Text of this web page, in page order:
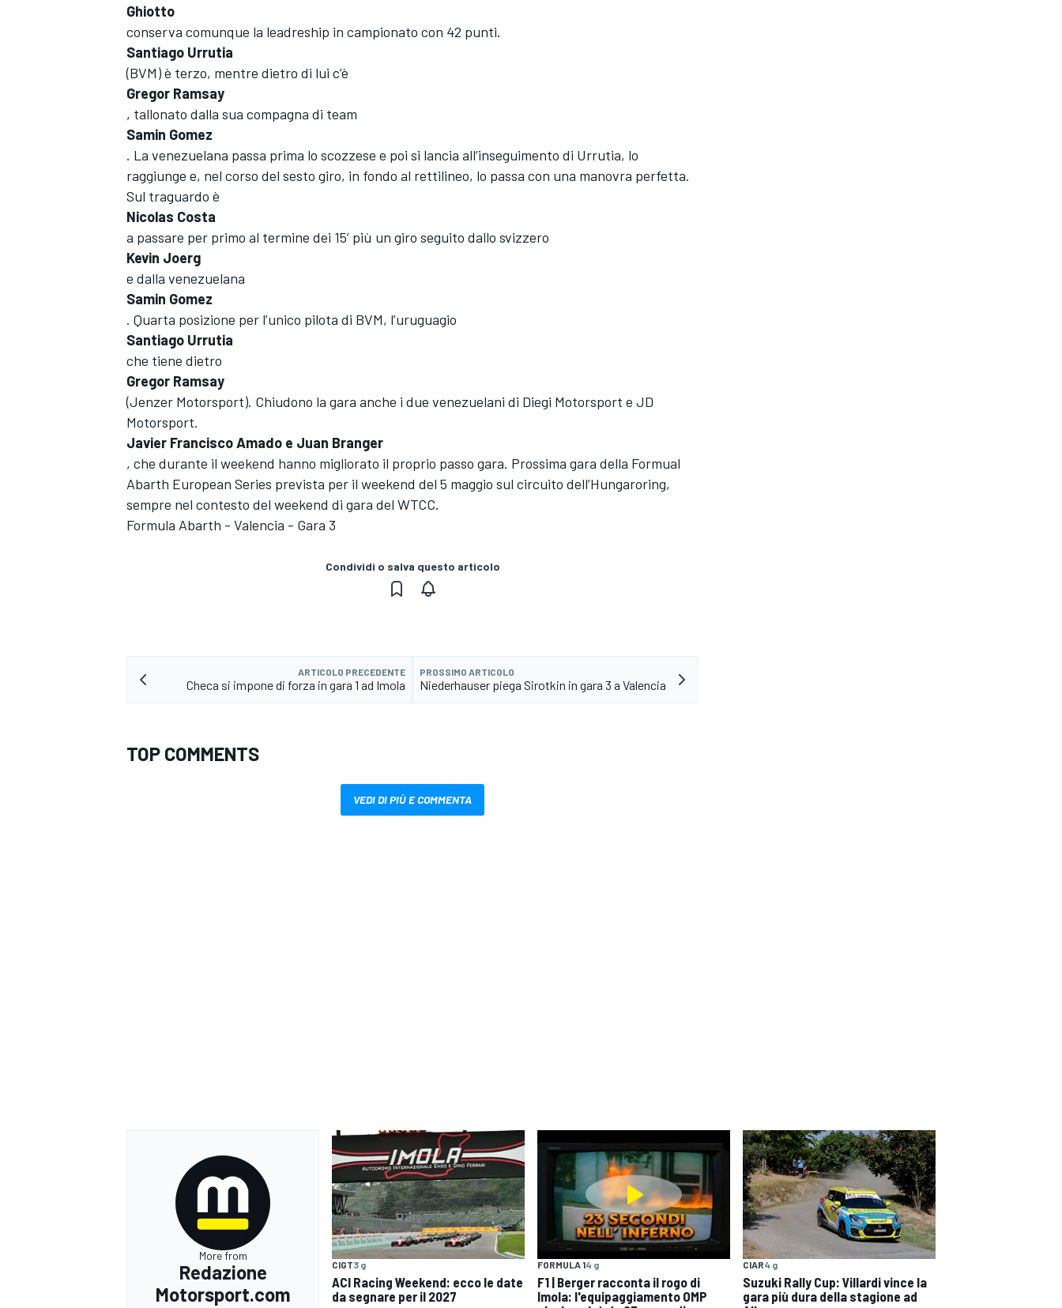
ENDURANCE/GT
Ghiotto
conserva comunque la leadreship in campionato con 42 punti.
Santiago Urrutia
(BVM) è terzo, mentre dietro di lui c’è
Gregor Ramsay
, tallonato dalla sua compagna di team
Samin Gomez
. La venezuelana passa prima lo scozzese e poi si lancia all’inseguimento di Urrutia, lo
raggiunge e, nel corso del sesto giro, in fondo al rettilineo, lo passa con una manovra perfetta.
Sul traguardo è
Nicolas Costa
a passare per primo al termine dei 15’ più un giro seguito dallo svizzero
Kevin Joerg
e dalla venezuelana
Samin Gomez
. Quarta posizione per l’unico pilota di BVM, l’uruguagio
Santiago Urrutia
che tiene dietro
Gregor Ramsay
(Jenzer Motorsport). Chiudono la gara anche i due venezuelani di Diegi Motorsport e JD
Motorsport.
Javier Francisco Amado e Juan Branger
, che durante il weekend hanno migliorato il proprio passo gara. Prossima gara della Formual
Abarth European Series prevista per il weekend del 5 maggio sul circuito dell’Hungaroring,
sempre nel contesto del weekend di gara del WTCC.
Formula Abarth - Valencia - Gara 3
Condividi o salva questo articolo
ARTICOLO PRECEDENTE
Checa si impone di forza in gara 1 ad Imola
PROSSIMO ARTICOLO
Niederhauser piega Sirotkin in gara 3 a Valencia
TOP COMMENTS
VEDI DI PIÙ E COMMENTA
More from
Redazione
Motorsport.com
CIGT3 g
ACI Racing Weekend: ecco le date
da segnare per il 2027
FORMULA 14 g
F1 | Berger racconta il rogo di
Imola: l'equipaggiamento OMP
CIAR4 g
Suzuki Rally Cup: Villardi vince la
gara più dura della stagione ad